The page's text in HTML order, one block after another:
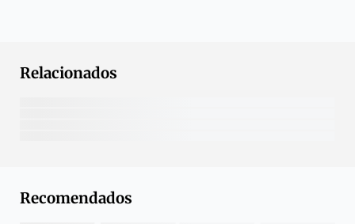
Relacionados
Recomendados